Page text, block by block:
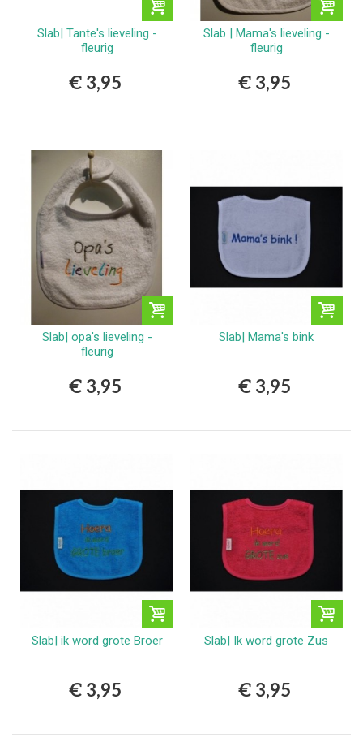
Slab| Tante's lieveling -
fleurig
€ 3,95
Slab | Mama's lieveling -
fleurig
€ 3,95
Slab| opa's lieveling -
fleurig
€ 3,95
Slab| Mama's bink
€ 3,95
Slab| ik word grote Broer
€ 3,95
Slab| Ik word grote Zus
€ 3,95